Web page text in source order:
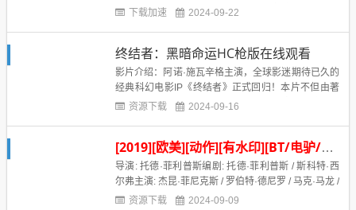
关了！这是第三方大神自制的蓝奏网盘搜索软件，什
件的搜索界面十分友好！随便试了下咱们的无敌影视
王，嗯，搜索秒出！内容...
下载加速 2024-09-22
终结者：黑暗命运HC枪版在线观看
影片介绍：阿诺·施瓦辛格主演，全球影迷期待已久的
经典科幻电影IP《终结者》正式回归！本片不但由著
名科幻电影大师詹姆斯·卡梅隆监制，由实力导演蒂姆
归！除拥有黄金阵容之外，本片在剧情方面更是《终
结者2:审...
资源下载 2024-09-16
[2019][欧美][动作][有水印][BT/电驴/网盘下载][小丑][HD-MP4/2.85GB][官方英语中字][1080P高清韩版]
导演: 托德·菲利普斯编剧: 托德·菲利普斯 / 斯科特·西
尔弗主演: 杰昆·菲尼克斯 / 罗伯特·德尼罗 / 马克·马龙 /
莎姬·贝兹 / 谢·惠根姆 / 弗兰西丝·康罗伊 / 布莱恩·考
资源下载 2024-09-09